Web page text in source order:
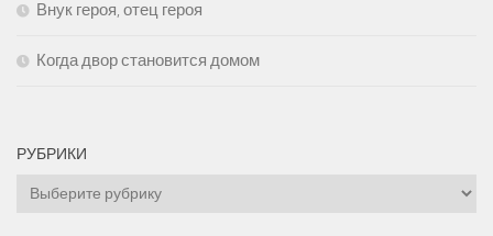
Внук героя, отец героя
Когда двор становится домом
РУБРИКИ
Рубрики